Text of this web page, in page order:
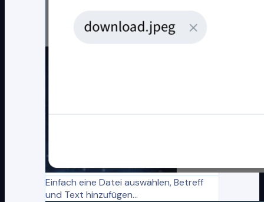
Einfach eine Datei auswählen, Betreff
und Text hinzufügen...